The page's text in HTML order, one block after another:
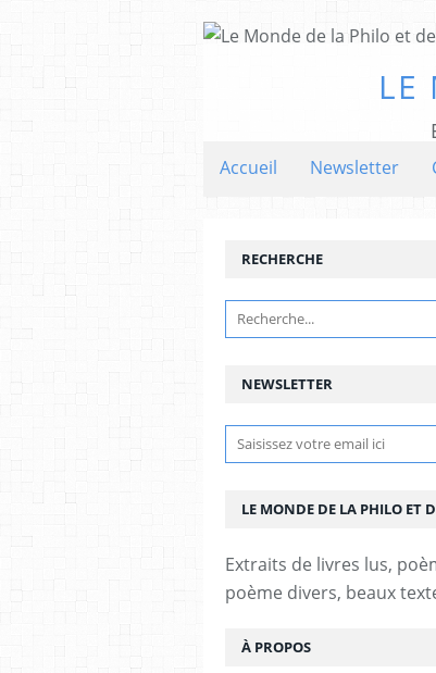
LE
Accueil Newsletter
NEWSLETTER
RECHERCHE
LE MONDE DE LA PHILO ET
Extraits de livres lus,
poème divers, beaux
À PROPOS